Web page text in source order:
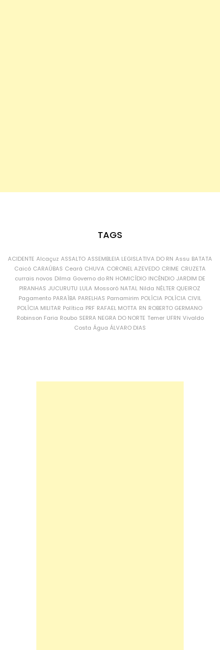
TAGS
ACIDENTE Alcaçuz ASSALTO ASSEMBLEIA LEGISLATIVA DO RN Assu BATATA
Caicó CARAÚBAS Ceará CHUVA CORONEL AZEVEDO CRIME CRUZETA
currais novos Dilma Governo do RN HOMICÍDIO INCÊNDIO JARDIM DE
PIRANHAS JUCURUTU LULA Mossoró NATAL Nilda NÉLTER QUEIROZ
Pagamento PARAÍBA PARELHAS Parnamirim POLÍCIA POLÍCIA CIVIL
POLÍCIA MILITAR Política PRF RAFAEL MOTTA RN ROBERTO GERMANO
Robinson Faria Roubo SERRA NEGRA DO NORTE Temer UFRN Vivaldo
Costa Água ÁLVARO DIAS